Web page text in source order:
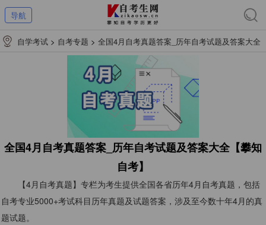
导航
自学考试 > 自考专题 > 全国4月自考真题答案_历年自考试题及答案大全
全国4月自考真题答案_历年自考试题及答案大全【攀知
自考】
【4月自考真题】专栏为考生提供全国各省历年4月自考真题，包括
自考专业5000+考试科目历年真题及试题答案，涉及至今数十年4月的真
题试题。